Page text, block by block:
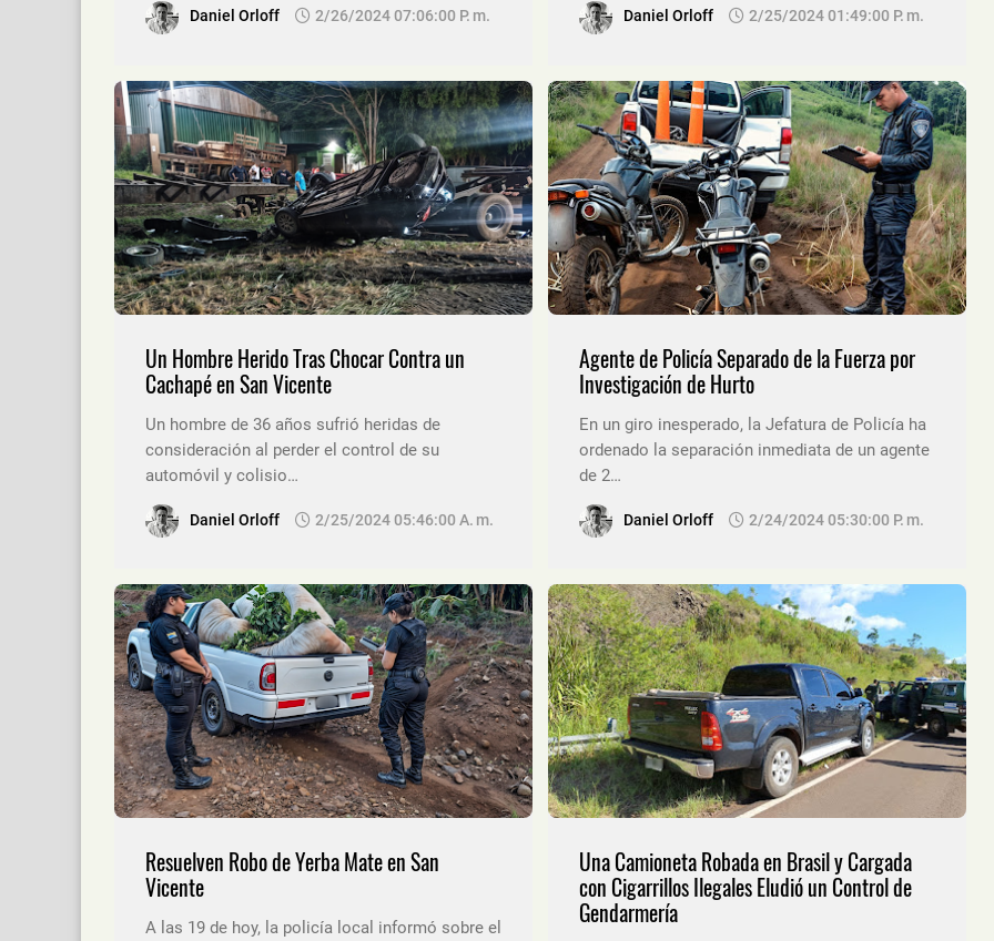
Daniel Orloff 2/26/2024 07:06:00 P. M. Daniel Orloff 2/25/2024 01:49:00 P. M.
Un Hombre Herido Tras Chocar Contra un
Cachapé en San Vicente
Un hombre de 36 años sufrió heridas de
consideración al perder el control de su
automóvil y colisio…
Daniel Orloff 2/25/2024 05:46:00 A. M.
Agente de Policía Separado de la Fuerza por
Investigación de Hurto
En un giro inesperado, la Jefatura de Policía ha
ordenado la separación inmediata de un agente
de 2…
Daniel Orloff 2/24/2024 05:30:00 P. M.
Resuelven Robo de Yerba Mate en San
Vicente
A las 19 de hoy, la policía local informó sobre el
Una Camioneta Robada en Brasil y Cargada
con Cigarrillos Ilegales Eludió un Control de
Gendarmería